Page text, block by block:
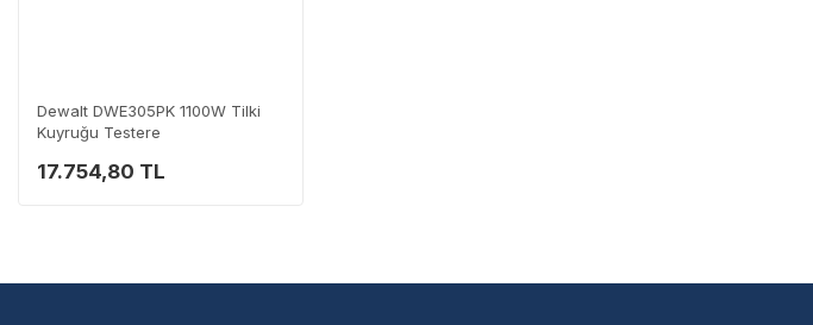
Dewalt DWE305PK 1100W Tilki
Kuyruğu Testere
17.754,80 TL